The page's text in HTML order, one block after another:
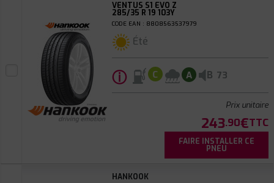
VENTUS S1 EVO Z
285/35 R 19 103Y
CODE EAN : 8808563537979
Été
ⓘ C A B 73
Prix unitaire
243.90€TTC
FAIRE INSTALLER CE
PNEU
HANKOOK